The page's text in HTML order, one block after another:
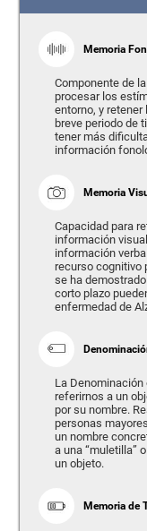
Memoria
Componente de
procesar los
entorno, y
breve periodo de
tener más
información
Memoria
Capacidad para
información
información
recurso cognitivo
se ha
corto plazo
enfermedad de
La
referirnos a un
por su nombre.
personas
un nombre
a una “muletilla”
un objeto.
Memoria de